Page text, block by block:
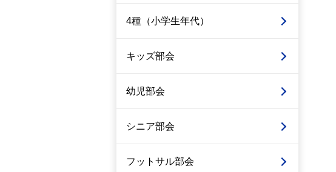
4種（小学生年代）
キッズ部会
幼児部会
シニア部会
フットサル部会